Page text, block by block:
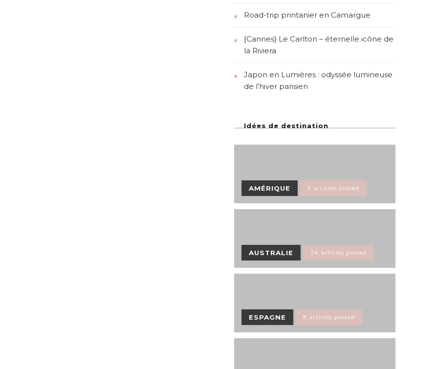
Road-trip printanier en Camargue
{Cannes} Le Carlton – éternelle icône de
la Riviera
Japon en Lumières : odyssée lumineuse
de l’hiver parisien
Idées de destination
AMÉRIQUE 9 articles posted
AUSTRALIE 24 articles posted
ESPAGNE 8 articles posted